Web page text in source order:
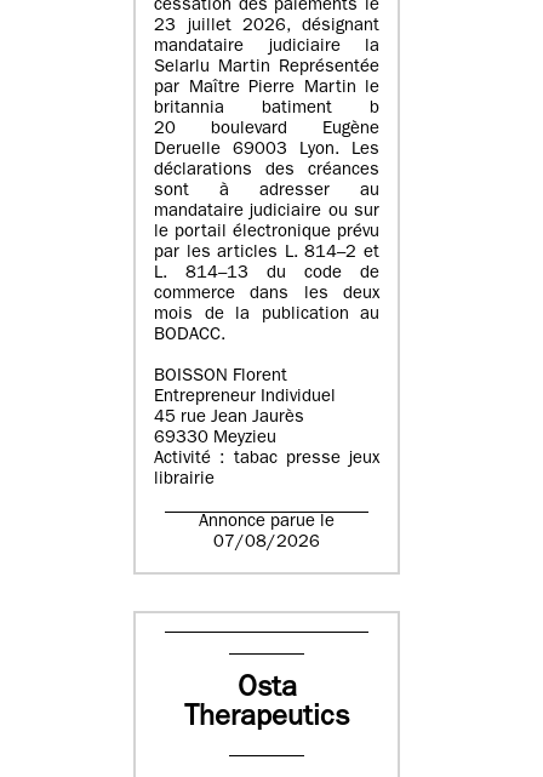
cessation des paiements le
23 juillet 2026, désignant
mandataire judiciaire la
Selarlu Martin Représentée
par Maître Pierre Martin le
britannia batiment b
20 boulevard Eugène
Deruelle 69003 Lyon. Les
déclarations des créances
sont à adresser au
mandataire judiciaire ou sur
le portail électronique prévu
par les articles L. 814–2 et
L. 814–13 du code de
commerce dans les deux
mois de la publication au
BODACC.
BOISSON Florent
Entrepreneur Individuel
45 rue Jean Jaurès
69330 Meyzieu
Activité : tabac presse jeux
librairie
Annonce parue le
07/08/2026
Osta
Therapeutics